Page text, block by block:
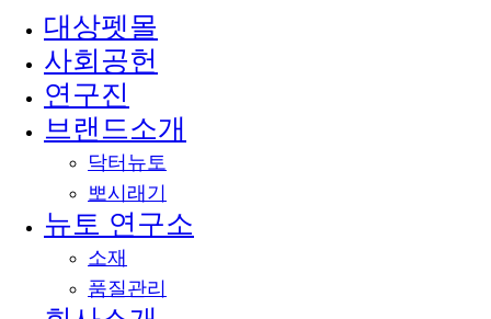
Close 대상펫몰
사회공헌
연구진
브랜드소개
닥터뉴토
뽀시래기
뉴토 연구소
소재
품질관리